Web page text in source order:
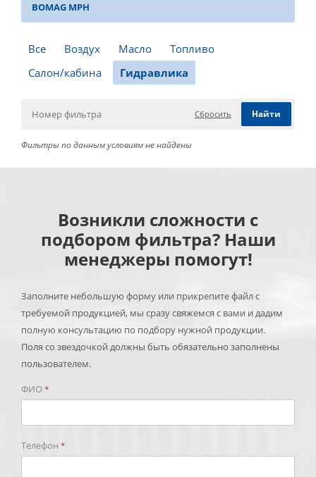
BOMAG MPH
Все Воздух Масло
Топливо
Салон/кабина
Гидравлика
Сбросить
Фильтры по данным условиям не найдены
Возникли сложности с
подбором фильтра? Наши
менеджеры помогут!
Заполните небольшую форму или прикрепите файл с
требуемой продукцией, мы сразу свяжемся с вами и дадим
полную консультацию по подбору нужной продукции.
Поля со звездочкой должны быть обязательно заполнены
пользователем.
ФИО*
Телефон *